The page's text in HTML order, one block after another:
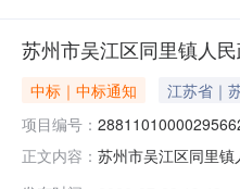
苏州市吴江区同里镇人
中标｜中标通知 江苏省｜
项目编号：
正文内容： 苏州市吴江区同里